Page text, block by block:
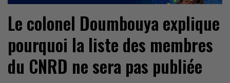
Le colonel Doumbouya explique
pourquoi la liste des membres
du CNRD ne sera pas publiée